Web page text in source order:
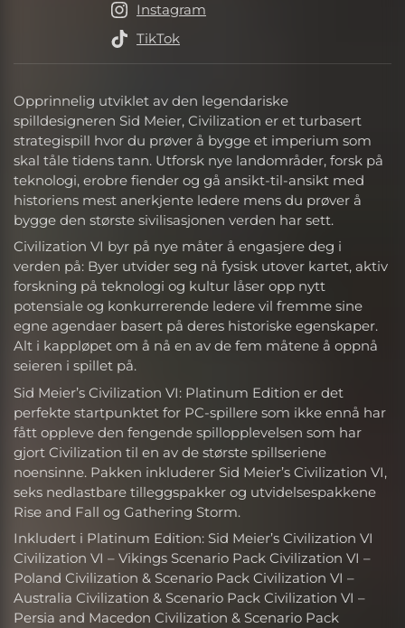
Opprinnelig utviklet av den legendariske
spilldesigneren Sid Meier, Civilization er et turbasert
strategispill hvor du prøver å bygge et imperium som
skal tåle tidens tann. Utforsk nye landområder, forsk på
teknologi, erobre fiender og gå ansikt-til-ansikt med
historiens mest anerkjente ledere mens du prøver å
bygge den største sivilisasjonen verden har sett.
Civilization VI byr på nye måter å engasjere deg i
verden på: Byer utvider seg nå fysisk utover kartet, aktiv
forskning på teknologi og kultur låser opp nytt
potensiale og konkurrerende ledere vil fremme sine
egne agendaer basert på deres historiske egenskaper.
Alt i kappløpet om å nå en av de fem måtene å oppnå
seieren i spillet på.
Sid Meier’s Civilization VI: Platinum Edition er det
perfekte startpunktet for PC-spillere som ikke ennå har
fått oppleve den fengende spillopplevelsen som har
gjort Civilization til en av de største spillseriene
noensinne. Pakken inkluderer Sid Meier’s Civilization VI,
seks nedlastbare tilleggspakker og utvidelsespakkene
Rise and Fall og Gathering Storm.
Inkludert i Platinum Edition: Sid Meier’s Civilization VI
Civilization VI – Vikings Scenario Pack Civilization VI –
Poland Civilization & Scenario Pack Civilization VI –
Australia Civilization & Scenario Pack Civilization VI –
Persia and Macedon Civilization & Scenario Pack
Instagram
TikTok